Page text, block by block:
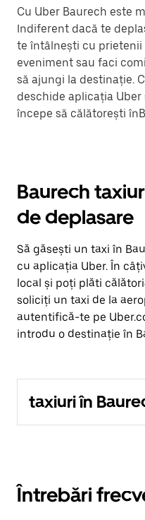
Cu Uber Baurech este
Indiferent dacă te
te întâlnești cu prietenii
eveniment sau faci
să ajungi la destinație.
deschide aplicația
începe să călătorești
Baurech
de deplasare
Să găsești un taxi în
cu aplicația Uber. În
local și poți plăti
soliciți un taxi de la
autentifică-te pe
introdu o destinație în
taxiuri în
Întrebări